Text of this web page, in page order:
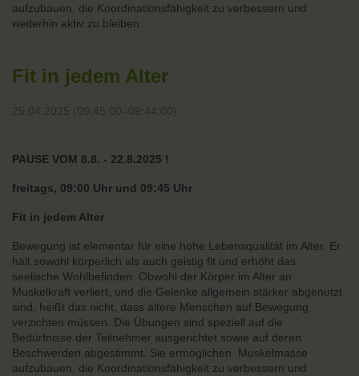
aufzubauen, die Koordinationsfähigkeit zu verbessern und
weiterhin aktiv zu bleiben.
Fit in jedem Alter
25.04.2025 (09:45:00–09:44:00)
PAUSE VOM 8.8. - 22.8.2025 !
freitags, 09:00 Uhr und 09:45 Uhr
Fit in jedem Alter
Bewegung ist elementar für eine hohe Lebensqualität im Alter. Er
hält sowohl körperlich als auch geistig fit und erhöht das
seelische Wohlbefinden. Obwohl der Körper im Alter an
Muskelkraft verliert, und die Gelenke allgemein stärker abgenutzt
sind, heißt das nicht, dass ältere Menschen auf Bewegung
verzichten müssen. Die Übungen sind speziell auf die
Bedürfnisse der Teilnehmer ausgerichtet sowie auf deren
Beschwerden abgestimmt. Sie ermöglichen Muskelmasse
aufzubauen, die Koordinationsfähigkeit zu verbessern und